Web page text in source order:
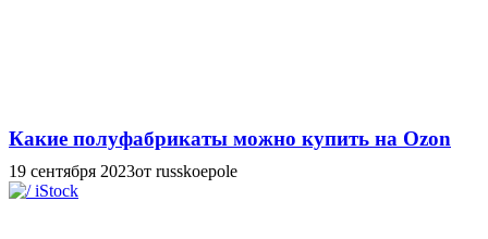
Какие полуфабрикаты можно купить на Ozon
19 сентября 2023от russkoepole